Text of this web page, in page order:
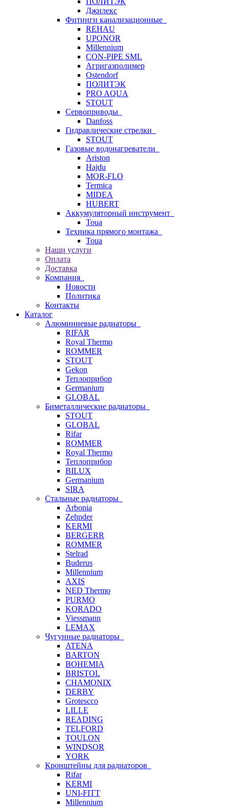
Джилекс
Фитинги канализационные
REHAU
UPONOR
Millennium
CON-PIPE SML
Агригазполимер
Ostendorf
ПОЛИТЭК
PRO AQUA
STOUT
Сервоприводы
Danfoss
Гидравлические стрелки
STOUT
Газовые водонагреватели
Ariston
Hajdu
MOR-FLO
Termica
MIDEA
HUBERT
Аккумуляторный инструмент
Toua
Техника прямого монтажа
Toua
Наши услуги
Оплата
Доставка
Компания
Новости
Политика
Контакты
Каталог
Алюминиевые радиаторы
RIFAR
Royal Thermo
ROMMER
STOUT
Gekon
Теплоприбор
Germanium
GLOBAL
Биметаллические радиаторы
STOUT
GLOBAL
Rifar
ROMMER
Royal Thermo
Теплоприбор
BILUX
Germanium
SIRA
Стальные радиаторы
Arbonia
Zehnder
KERMI
BERGERR
ROMMER
Stelrad
Buderus
Millennium
AXIS
NED Thermo
PURMO
KORADO
Viessmann
LEMAX
Чугунные радиаторы
ATENA
BARTON
BOHEMIA
BRISTOL
CHAMONIX
DERBY
Grotescco
LILLE
READING
TELFORD
TOULON
WINDSOR
YORK
Кронштейны для радиаторов
Rifar
KERMI
UNI-FITT
Millennium